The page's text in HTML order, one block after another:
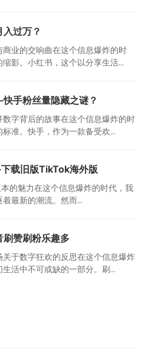
过万？
业的交响曲在这个信息爆炸的时
影。小红书，这个以分享生活...
手粉丝量隐藏之谜？
字背后的故事在这个信息爆炸的时
准。快手，作为一款备受欢...
载旧版TikTok海外版
的魅力在这个信息爆炸的时代，我
最新的潮流。然而...
赞刷粉乐趣多
于数字狂欢的反思在这个信息爆炸
活中不可或缺的一部分。刷...